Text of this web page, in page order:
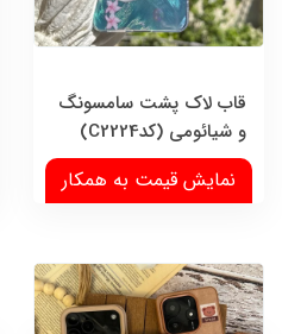
قاب لاک پشت سامسونگ
و شیائومی (کدC2224)
نمایش قیمت به همکار